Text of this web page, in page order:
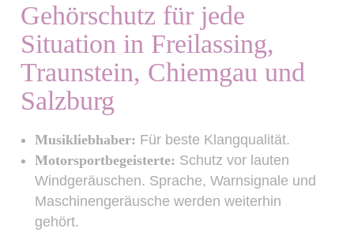
Gehörschutz für jede
Situation in Freilassing,
Traunstein, Chiemgau und
Salzburg
Musikliebhaber: Für beste Klangqualität.
Motorsportbegeisterte: Schutz vor lauten
Windgeräuschen. Sprache, Warnsignale und
Maschinengeräusche werden weiterhin
gehört.